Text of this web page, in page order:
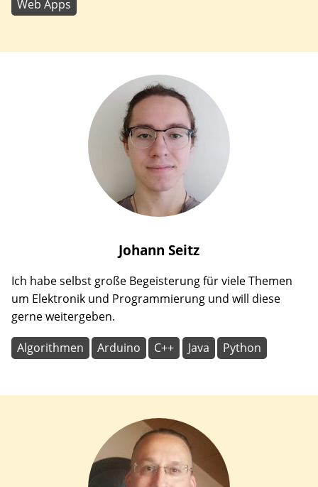
Web Apps
Johann Seitz
Ich habe selbst große Begeisterung für viele Themen
um Elektronik und Programmierung und will diese
gerne weitergeben.
Algorithmen Arduino C++ Java Python